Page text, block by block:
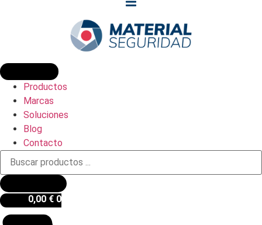
Productos
Marcas
Soluciones
Blog
Contacto
Búsqueda
productos
0,00 € 0